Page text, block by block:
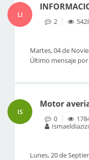
LI
2
Martes, 04 de
Último mensaje por
IS
Motor
0
Lunes, 20 de